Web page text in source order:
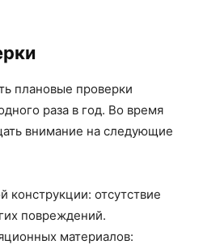
плановые проверки
раза в год. Во время
внимание на следующие
конструкции: отсутствие
повреждений.
материалов: